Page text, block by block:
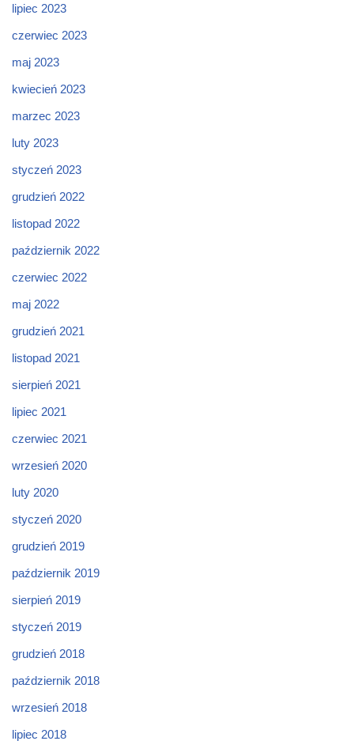
lipiec 2023
czerwiec 2023
maj 2023
kwiecień 2023
marzec 2023
luty 2023
styczeń 2023
grudzień 2022
listopad 2022
październik 2022
czerwiec 2022
maj 2022
grudzień 2021
listopad 2021
sierpień 2021
lipiec 2021
czerwiec 2021
wrzesień 2020
luty 2020
styczeń 2020
grudzień 2019
październik 2019
sierpień 2019
styczeń 2019
grudzień 2018
październik 2018
wrzesień 2018
lipiec 2018